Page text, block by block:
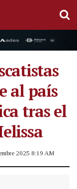
al país
tras el
2025 8:19 AM